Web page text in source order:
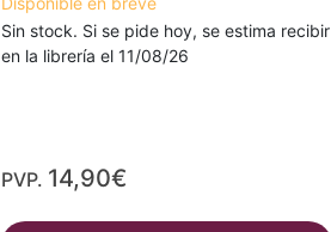
Sin stock. Si se pide hoy, se estima recibir
en la librería el 11/08/26
PVP. 14,90€